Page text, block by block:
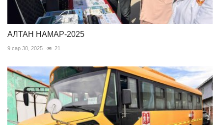
АЛТАН НАМАР-2025
9 сар 30, 2025 21